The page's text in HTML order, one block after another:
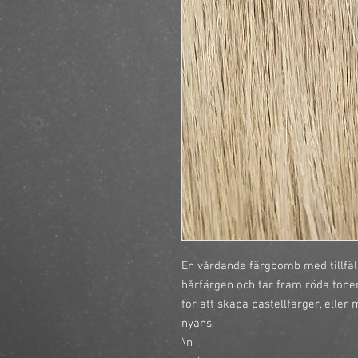
En vårdande färgbomb med
hårfärgen och tar fram röda
för att skapa pastellfärger, eller
nyans.
\n